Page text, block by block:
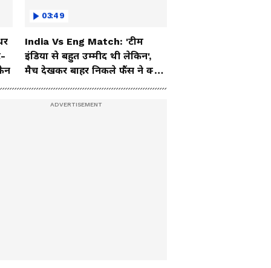
03:49
India Vs Eng Match: 'टीम
इंडिया से बहुत उम्मीद थी लेकिन',
मैच देखकर बाहर निकले फैंस ने क्या
कहा